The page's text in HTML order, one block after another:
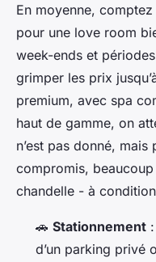
En moyenne, comptez
pour une love room
week-ends et
grimper les prix
premium, avec spa
haut de gamme, on
n’est pas donné,
compromis,
chandelle - à
🚗 Stationnement
d’un parking privé